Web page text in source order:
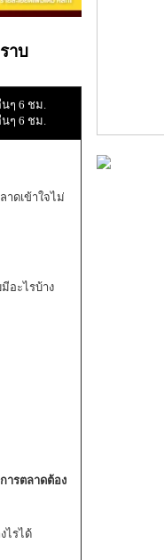
าบ
นๆ 6 ชม.
นๆ 6 ชม.
าดเข้าใจไม่
อะไรบ้าง
ารตลาดต้อง
ไรได้